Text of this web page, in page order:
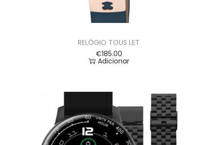
RELÓGIO TOUS LET
€185.00
Adicionar